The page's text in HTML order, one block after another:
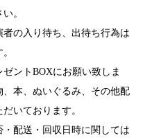
。
の入り待ち、出待ち行為は
ントBOXにお願い致しま
本、ぬいぐるみ、その他配
いております。
配送・回収日時に関しては